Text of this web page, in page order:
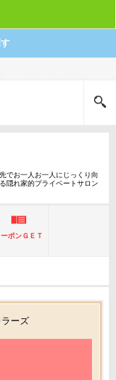
でお一人お一人にじっくり向
隠れ家的プライベートサロン
ーポンＧＥＴ
ーズ